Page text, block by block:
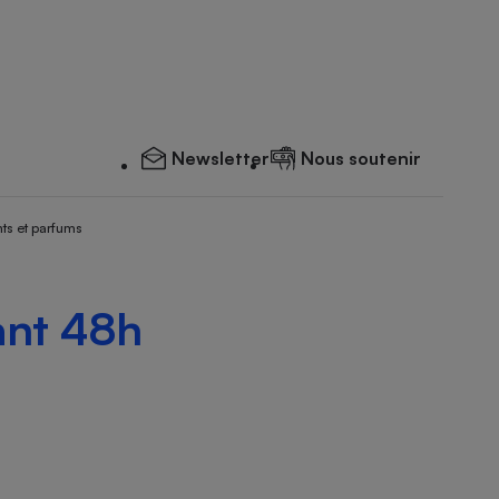
Newsletter Nous soutenir
et parfums
48h